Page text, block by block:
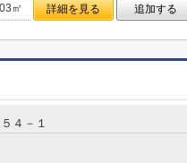
㎡ 詳細を見る 追加する
４－１